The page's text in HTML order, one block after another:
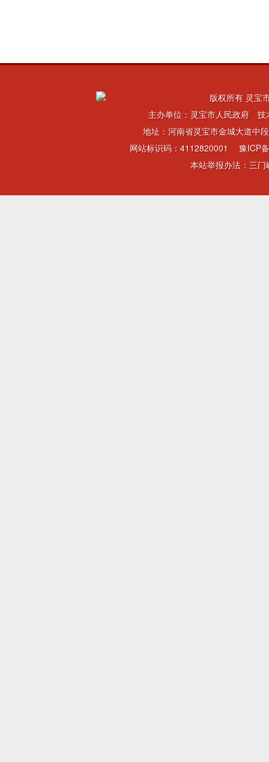
版权所有 灵宝
主办单位：灵宝市人民政府 技
地址：河南省灵宝市金城大道
网站标识码：4112820001 豫ICP
本站举报办法：三